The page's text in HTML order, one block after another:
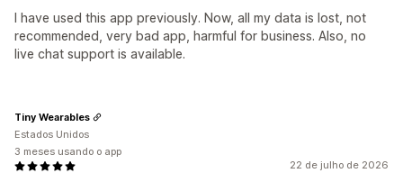
I have used this app previously. Now, all my data is lost, not
recommended, very bad app, harmful for business. Also, no
live chat support is available.
22 de julho de 2026
Tiny Wearables
Estados Unidos
3 meses usando o app